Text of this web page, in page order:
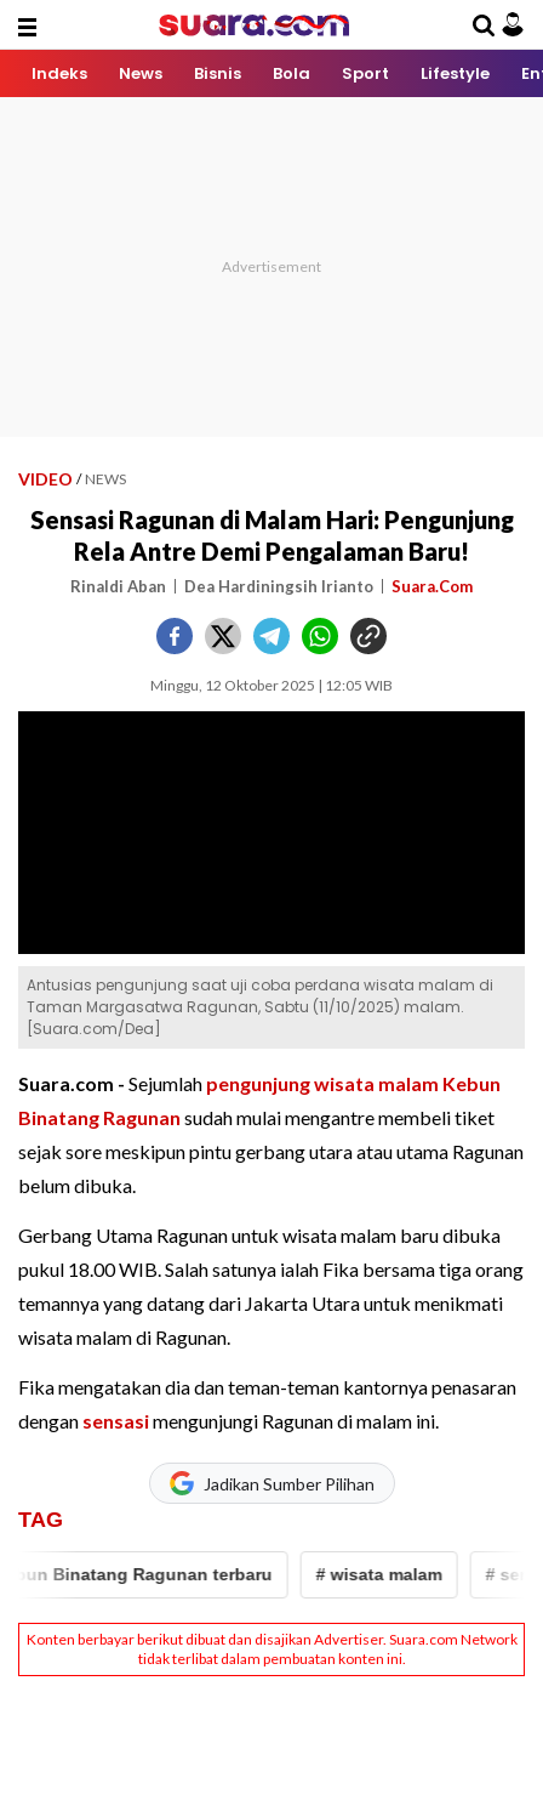
Indeks News Bisnis Bola Sport Lifestyle
VIDEO / NEWS
Sensasi Ragunan di Malam Hari: Pengunjung
Rela Antre Demi Pengalaman Baru!
Rinaldi Aban Dea Hardiningsih Irianto Suara.Com
Minggu, 12 Oktober 2025 | 12:05 WIB
Antusias pengunjung saat uji coba perdana wisata malam di
Taman Margasatwa Ragunan, Sabtu (11/10/2025) malam.
[Suara.com/Dea]
Suara.com - Sejumlah pengunjungwisata malam Kebun
Binatang Ragunan sudah mulai mengantre membeli tiket
sejak sore meskipun pintu gerbang utara atau utama Ragunan
belum dibuka.
Gerbang Utama Ragunan untuk wisata malam baru dibuka
pukul 18.00 WIB. Salah satunya ialah Fika bersama tiga orang
temannya yang datang dari Jakarta Utara untuk menikmati
wisata malam di Ragunan.
Fika mengatakan dia dan teman-teman kantornya penasaran
dengan sensasimengunjungi Ragunan di malam ini.
Jadikan Sumber Pilihan
TAG
Binatang Ragunan terbaru # wisata malam # sensasi